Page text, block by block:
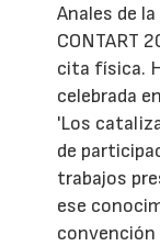
Anales de
CONTART
cita física.
celebrada
'Los
de
trabajos
ese
convención